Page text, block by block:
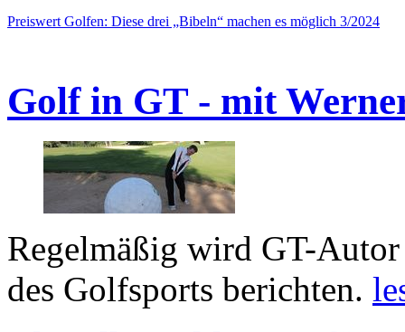
Preiswert Golfen: Diese drei „Bibeln“ machen es möglich 3/2024
Golf in GT - mit
Regelmäßig wird GT-
des Golfsports berichten.